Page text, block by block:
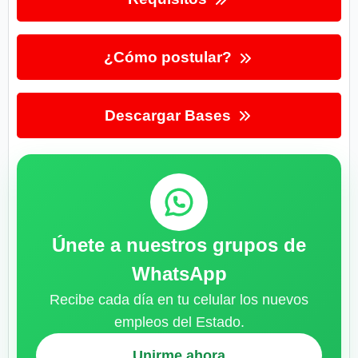
¿Cómo postular?
Descargar Bases
Únete a nuestros grupos de
WhatsApp
Recibe cada día en tu celular los nuevos
empleos del Estado.